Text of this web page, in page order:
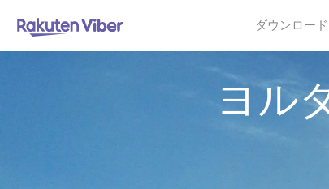
ダウンロード
ヨル